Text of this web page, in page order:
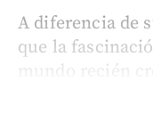
A diferencia de
que la
mundo recién